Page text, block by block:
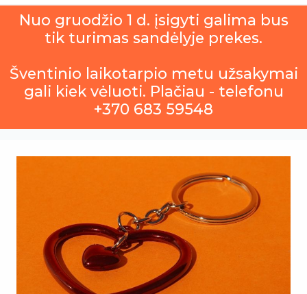
Nuo gruodžio 1 d. įsigyti galima bus
tik turimas sandėlyje prekes.
Šventinio laikotarpio metu užsakymai
gali kiek vėluoti. Plačiau - telefonu
+370 683 59548